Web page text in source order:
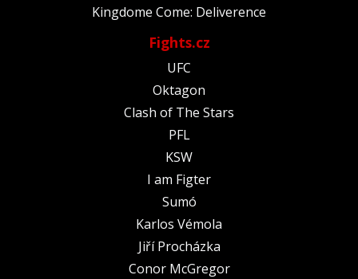
Kingdome Come: Deliverence
Fights.cz
UFC
Oktagon
Clash of The Stars
PFL
KSW
I am Figter
Sumó
Karlos Vémola
Jiří Procházka
Conor McGregor